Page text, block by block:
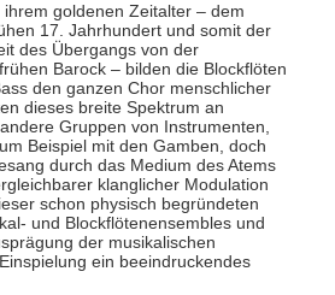
ihrem goldenen Zeitalter – dem
17. Jahrhundert und somit der
des Übergangs von der
Barock – bilden die Blockflöten
den ganzen Chor menschlicher
dieses breite Spektrum an
Gruppen von Instrumenten,
Bei­spiel mit den Gamben, doch
durch das Medium des Atems
klanglicher Modulation
schon physisch begründeten
und Blockflö­tenensembles und
der musikalischen
ein beeindruckendes